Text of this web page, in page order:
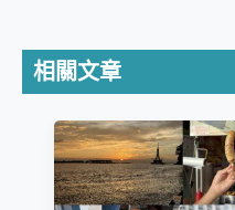
相關文章